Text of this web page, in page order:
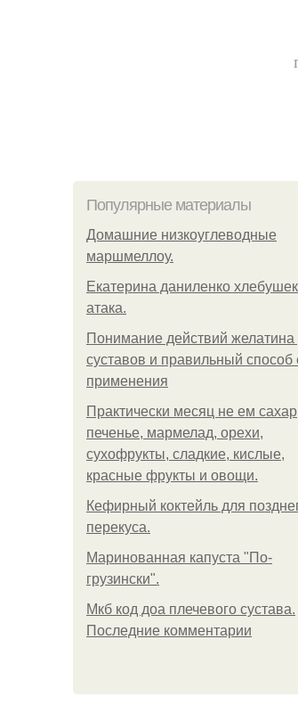
Популярные материалы
Домашние низкоуглеводные
маршмеллоу.
Екатерина даниленко хлебушек
атака.
Понимание действий желатина
суставов и правильный способ
применения
Практически месяц не ем
печенье, мармелад, орехи,
сухофрукты, сладкие, кислые,
красные фрукты и овощи.
Кефирный коктейль для
перекуса.
Маринованная капуста "По-
грузински".
Мкб код доа плечевого сустава.
Последние комментарии